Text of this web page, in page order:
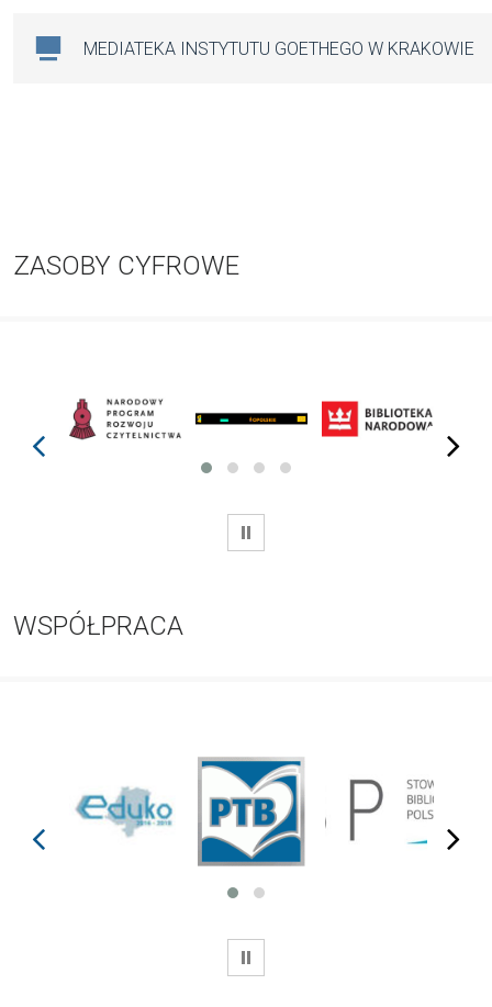
MEDIATEKA INSTYTUTU GOETHEGO W KRAKOWIE
ZASOBY CYFROWE
prev next
WSTRZYMAJ
WSPÓŁPRACA
prev next
WSTRZYMAJ